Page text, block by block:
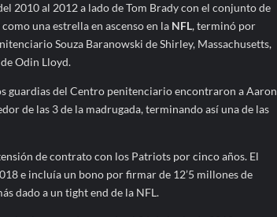
2010 al 2012 a lado de Tom Brady con el conjunto de
una estrella en ascenso en la NFL, terminó por
Souza Baranowski de Shirley, Massachusetts,
Odin Lloyd.
guardias del Centro penitenciario encontraron a Aaron
de las 3 de la madrugada, terminando así una de las
de contrato con los Patriots por cinco años. El
e incluía un bono por firmar de 12’5 millones de
dado a un tight end de la NFL.